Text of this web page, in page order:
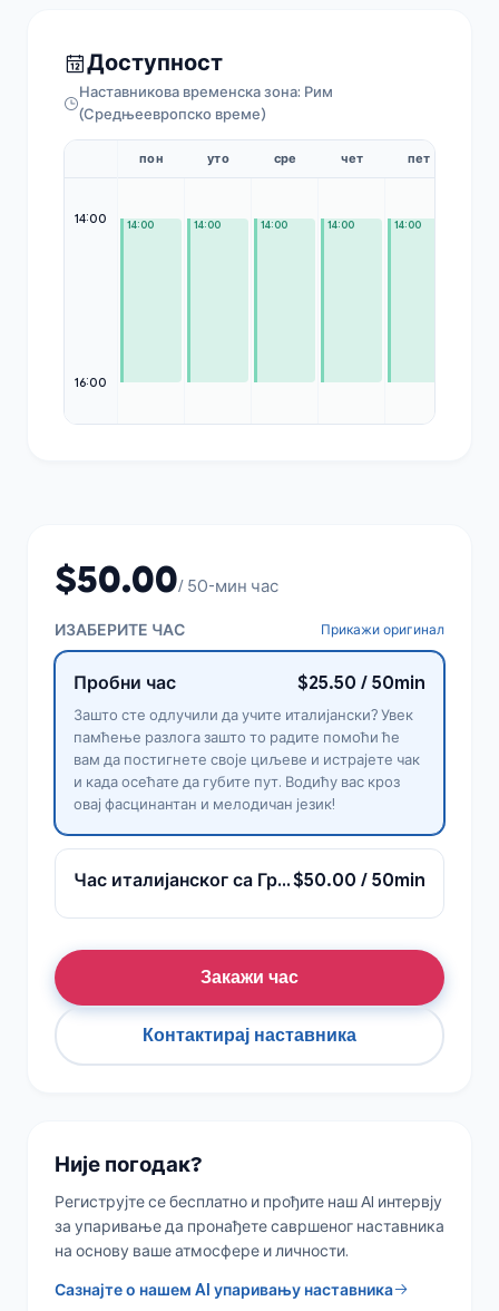
Доступност
Наставникова временска зона: Рим
(Средњеевропско време)
14:00
16:00
пон
14:00
уто
14:00
сре
14:00
чет
14:00
пет
14:00
$50.00/ 50-мин час
ИЗАБЕРИТЕ ЧАС Прикажи оригинал
Пробни час $25.50 / 50min
Зашто сте одлучили да учите италијански? Увек
памћење разлога зашто то радите помоћи ће
вам да постигнете своје циљеве и истрајете чак
и када осећате да губите пут. Водићу вас кроз
овај фасцинантан и мелодичан језик!
Час италијанског са Гретом Ђулијом$50.00 / 50min
Закажи час
Контактирај наставника
Није погодак?
Региструјте се бесплатно и прођите наш AI интервју
за упаривање да пронађете савршеног наставника
на основу ваше атмосфере и личности.
Сазнајте о нашем AI упаривању наставника